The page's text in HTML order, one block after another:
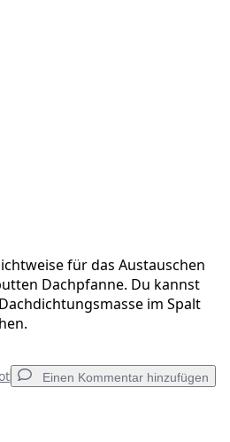
für das Austauschen
Dachpfanne. Du kannst
im Spalt
Einen Kommentar hinzufügen